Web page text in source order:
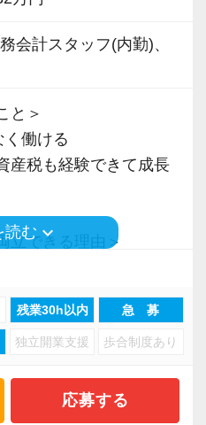
会計スタッフ(内勤)、
と＞
く働ける
産税も経験できて成長
立できる理由＞
軽減
集中可能
性の高い案件あり
がる環境
読むkeyboard_arrow_down
残業30h以内 急 募
独立開業支援 歩合制度あり
応募する